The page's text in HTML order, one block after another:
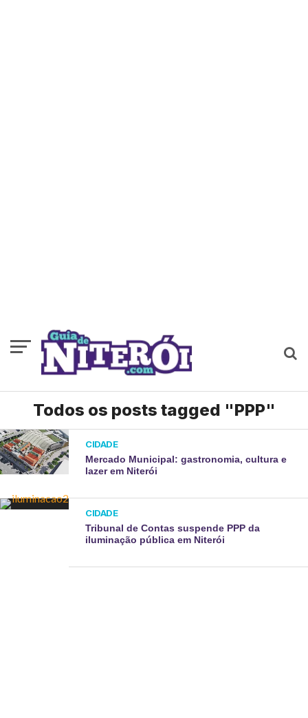
Todos os posts tagged "PPP"
CIDADE
Mercado Municipal: gastronomia, cultura e
lazer em Niterói
CIDADE
Tribunal de Contas suspende PPP da
iluminação pública em Niterói